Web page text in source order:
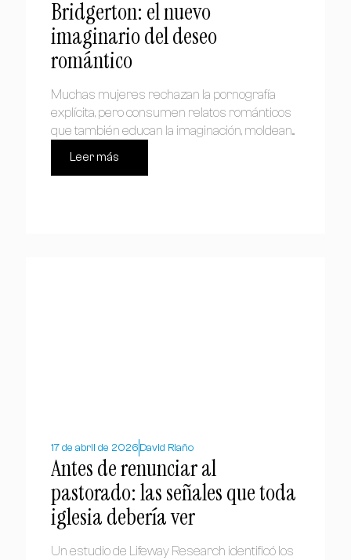
Bridgerton: el nuevo
imaginario del deseo
romántico
Muchas mujeres rechazan la pornografía
explícita, pero consumen relatos románticos
que también educan la imaginación, moldean...
Leer más
17 de abril de 2026 David Riaño
Antes de renunciar al
pastorado: las señales que toda
iglesia debería ver
Un estudio de Lifeway Research identificó los